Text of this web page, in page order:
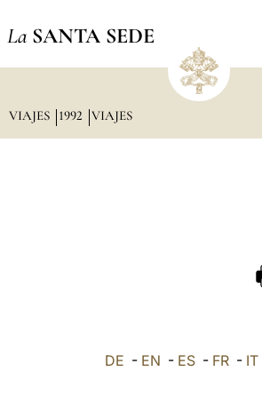
La SANTA SEDE
VIAJES 1992 VIAJES
DE - EN - ES - FR - IT